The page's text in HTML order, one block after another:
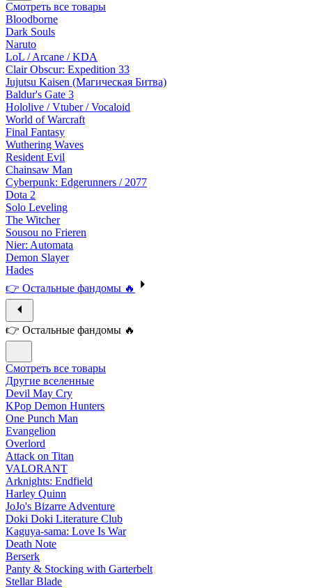
Смотреть все товары
Bloodborne
Dark Souls
Naruto
LoL / Arcane / KDA
Clair Obscur: Expedition 33
Jujutsu Kaisen (Магическая Битва)
Baldur's Gate 3
Hololive / Vtuber / Vocaloid
World of Warcraft
Final Fantasy
Wuthering Waves
Resident Evil
Chainsaw Man
Cyberpunk: Edgerunners / 2077
Dota 2
Solo Leveling
The Witcher
Sousou no Frieren
Nier: Automata
Demon Slayer
Hades
👉 Остальные фандомы 🔥
👉 Остальные фандомы 🔥
Смотреть все товары
Другие вселенные
Devil May Cry
KPop Demon Hunters
One Punch Man
Evangelion
Overlord
Attack on Titan
VALORANT
Arknights: Endfield
Harley Quinn
JoJo's Bizarre Adventure
Doki Doki Literature Club
Kaguya-sama: Love Is War
Death Note
Berserk
Panty & Stocking with Garterbelt
Stellar Blade